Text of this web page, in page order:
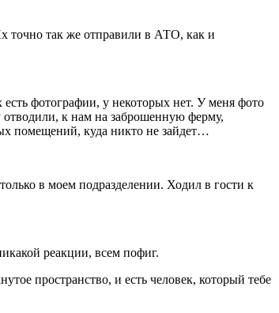
точно так же отправили в АТО, как и
фотографии, у некоторых нет. У меня фото
к нам на заброшенную ферму,
помещений, куда никто не зайдет…
в моем подразделении. Ходил в гости к
реакции, всем пофиг.
пространство, и есть человек, который тебе